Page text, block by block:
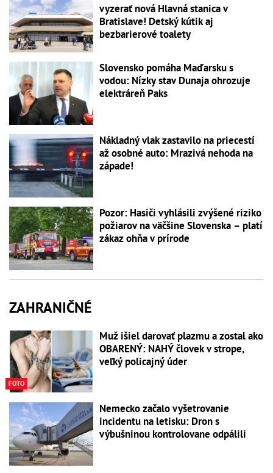
vyzerať nová Hlavná stanica v
Bratislave! Detský kútik aj
bezbarierové toalety
Slovensko pomáha Maďarsku s
vodou: Nízky stav Dunaja ohrozuje
elektráreň Paks
Nákladný vlak zastavilo na priecestí
až osobné auto: Mrazivá nehoda na
západe!
Pozor: Hasiči vyhlásili zvýšené riziko
požiarov na väčšine Slovenska – platí
zákaz ohňa v prírode
ZAHRANIČNÉ
FOTO
Muž išiel darovať plazmu a zostal ako
OBARENÝ: NAHÝ človek v strope,
veľký policajný úder
Nemecko začalo vyšetrovanie
incidentu na letisku: Dron s
výbušninou kontrolovane odpálili